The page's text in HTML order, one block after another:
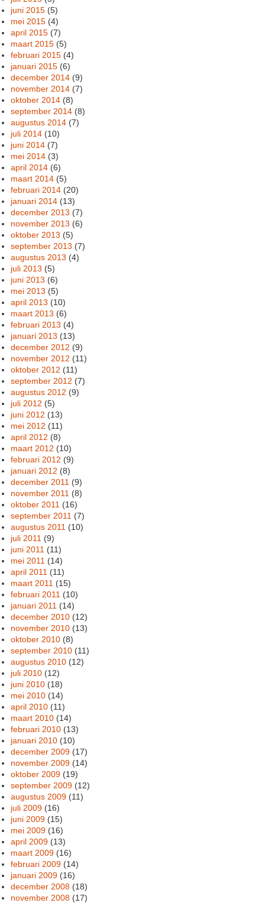
juni 2015 (5)
mei 2015 (4)
april 2015 (7)
maart 2015 (5)
februari 2015 (4)
januari 2015 (6)
december 2014 (9)
november 2014 (7)
oktober 2014 (8)
september 2014 (8)
augustus 2014 (7)
juli 2014 (10)
juni 2014 (7)
mei 2014 (3)
april 2014 (6)
maart 2014 (5)
februari 2014 (20)
januari 2014 (13)
december 2013 (7)
november 2013 (6)
oktober 2013 (5)
september 2013 (7)
augustus 2013 (4)
juli 2013 (5)
juni 2013 (6)
mei 2013 (5)
april 2013 (10)
maart 2013 (6)
februari 2013 (4)
januari 2013 (13)
december 2012 (9)
november 2012 (11)
oktober 2012 (11)
september 2012 (7)
augustus 2012 (9)
juli 2012 (5)
juni 2012 (13)
mei 2012 (11)
april 2012 (8)
maart 2012 (10)
februari 2012 (9)
januari 2012 (8)
december 2011 (9)
november 2011 (8)
oktober 2011 (16)
september 2011 (7)
augustus 2011 (10)
juli 2011 (9)
juni 2011 (11)
mei 2011 (14)
april 2011 (11)
maart 2011 (15)
februari 2011 (10)
januari 2011 (14)
december 2010 (12)
november 2010 (13)
oktober 2010 (8)
september 2010 (11)
augustus 2010 (12)
juli 2010 (12)
juni 2010 (18)
mei 2010 (14)
april 2010 (11)
maart 2010 (14)
februari 2010 (13)
januari 2010 (10)
december 2009 (17)
november 2009 (14)
oktober 2009 (19)
september 2009 (12)
augustus 2009 (11)
juli 2009 (16)
juni 2009 (15)
mei 2009 (16)
april 2009 (13)
maart 2009 (16)
februari 2009 (14)
januari 2009 (16)
december 2008 (18)
november 2008 (17)